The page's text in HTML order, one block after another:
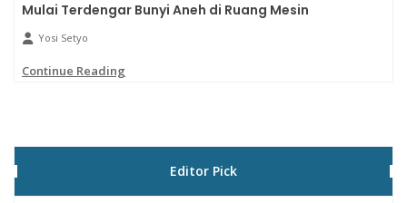
Mulai Terdengar Bunyi Aneh di Ruang Mesin
Yosi Setyo
Continue Reading
Editor Pick